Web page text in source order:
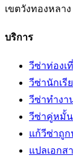
เขตวังทองหลาง
บริการ
วีซ่าท่องเ
วีซ่านักเรี
วีซ่าทำงา
วีซ่าคู่หมั้น
แก้วีซ่าถูก
แปลเอกส